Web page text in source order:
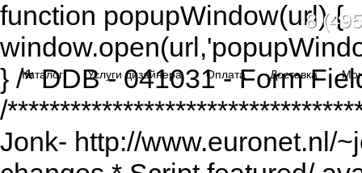
function popupWindow(url) {
} /* DDB - 041031 - Form
/
Jonk- http://www.euronet.nl/
8
Каталог Услуги дизайнера Оплата Доставка